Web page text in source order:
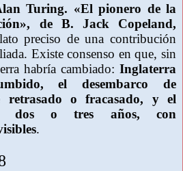
Turing. «El pionero de la
de B. Jack Copeland,
preciso de una contribución
Existe consenso en que, sin
habría cambiado: Inglaterra
el desembarco de
retrasado o fracasado, y el
dos o tres años, con
.